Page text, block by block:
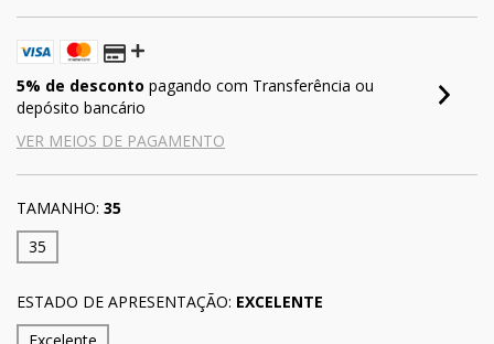
5% de desconto pagando com Transferência ou
depósito bancário
VER MEIOS DE PAGAMENTO
TAMANHO: 35
35
ESTADO DE APRESENTAÇÃO: EXCELENTE